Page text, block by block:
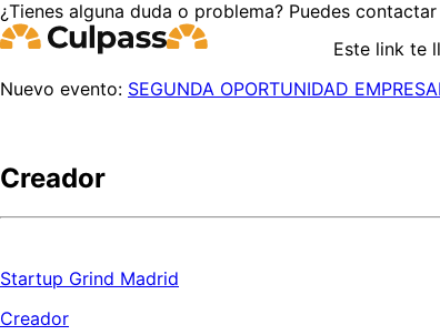
¿Tienes alguna duda o problema? Puedes
Este link te
Nuevo evento: SEGUNDA OPORTUNIDAD
Creador
Startup Grind Madrid
Creador